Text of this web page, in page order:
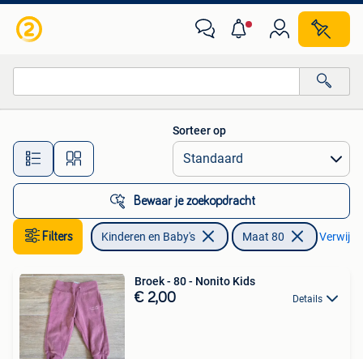
Alle afstanden…
Sorteer op
Bewaar je zoekopdracht
Filters Kinderen en Baby's Maat 80
Broek - 80 - Nonito Kids
€ 2,00 Details